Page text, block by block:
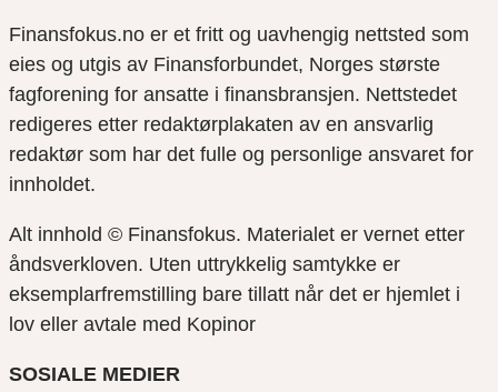
Finansfokus.no er et fritt og uavhengig nettsted som
eies og utgis av Finansforbundet, Norges største
fagforening for ansatte i finansbransjen. Nettstedet
redigeres etter redaktørplakaten av en ansvarlig
redaktør som har det fulle og personlige ansvaret for
innholdet.
Alt innhold © Finansfokus. Materialet er vernet etter
åndsverkloven. Uten uttrykkelig samtykke er
eksemplarfremstilling bare tillatt når det er hjemlet i
lov eller avtale med Kopinor
SOSIALE MEDIER